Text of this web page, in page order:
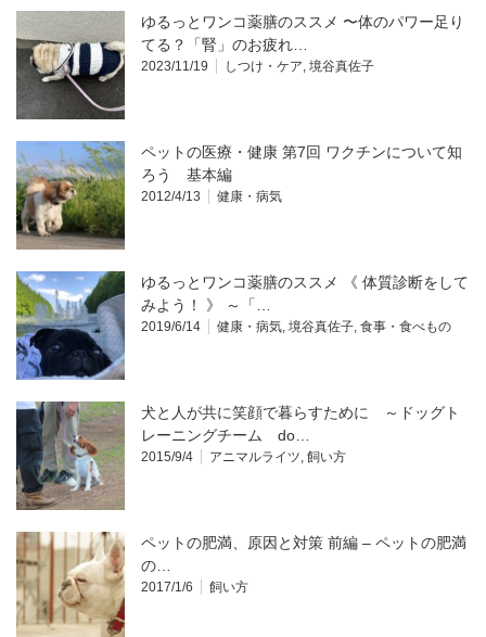
ゆるっとワンコ薬膳のススメ 〜体のパワー足り
てる？「腎」のお疲れ…
2023/11/19 しつけ・ケア, 境谷真佐子
ペットの医療・健康 第7回 ワクチンについて知
ろう 基本編
2012/4/13 健康・病気
ゆるっとワンコ薬膳のススメ 《 体質診断をして
みよう！ 》 ～「…
2019/6/14 健康・病気, 境谷真佐子, 食事・食べもの
犬と人が共に笑顔で暮らすために ～ドッグト
レーニングチーム do…
2015/9/4 アニマルライツ, 飼い方
ペットの肥満、原因と対策 前編 – ペットの肥満
の…
2017/1/6 飼い方